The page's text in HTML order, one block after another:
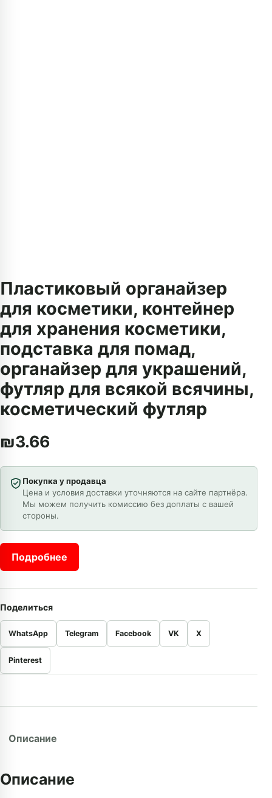
Пластиковый органайзер
для косметики, контейнер
для хранения косметики,
подставка для помад,
органайзер для украшений,
футляр для всякой всячины,
косметический футляр
₪3.66
Покупка у продавца
Цена и условия доставки уточняются на сайте партнёра.
Мы можем получить комиссию без доплаты с вашей
стороны.
Подробнее
Поделиться
WhatsApp Telegram Facebook VK X
Pinterest
Описание
Описание